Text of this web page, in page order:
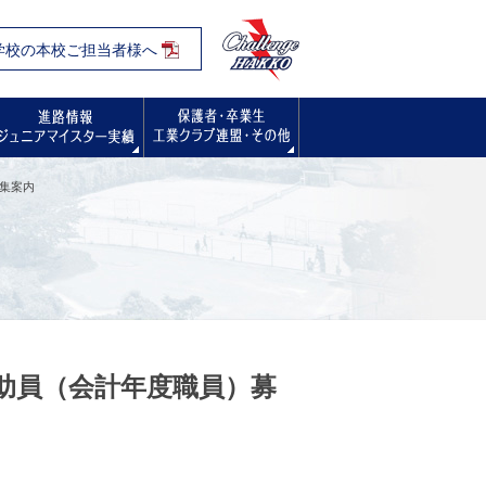
校の本校ご担当者様へ
入試・オープンスクール・学校見学会
進路情報
案内
員（会計年度職員）募